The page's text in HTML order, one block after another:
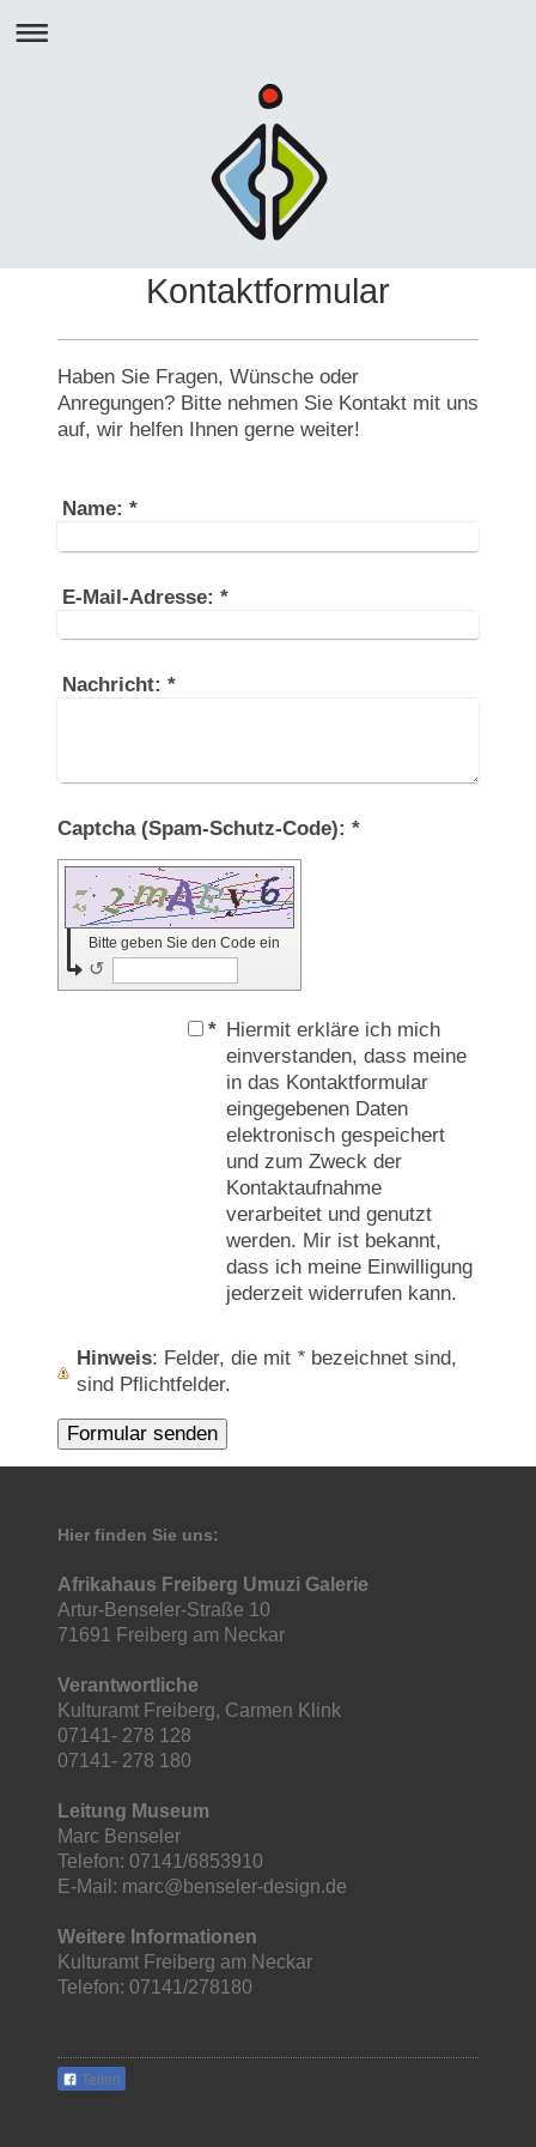
Kontaktformular
Haben Sie Fragen, Wünsche oder
Anregungen? Bitte nehmen Sie Kontakt mit uns
auf, wir helfen Ihnen gerne weiter!
Name: *
E-Mail-Adresse: *
Nachricht: *
Captcha (Spam-Schutz-Code): *
Bitte geben Sie den Code ein
↺
* Hiermit erkläre ich mich
einverstanden, dass meine
in das Kontaktformular
eingegebenen Daten
elektronisch gespeichert
und zum Zweck der
Kontaktaufnahme
verarbeitet und genutzt
werden. Mir ist bekannt,
dass ich meine Einwilligung
jederzeit widerrufen kann.
Hinweis : Felder, die mit * bezeichnet sind,
sind Pflichtfelder.
Hier finden Sie uns:
Afrikahaus Freiberg Umuzi Galerie
Artur-Benseler-Straße 10
71691 Freiberg am Neckar
Verantwortliche
Kulturamt Freiberg, Carmen Klink
07141- 278 128
07141- 278 180
Leitung Museum
Marc Benseler
Telefon: 07141/6853910
E-Mail: marc@benseler-design.de
Weitere Informationen
Kulturamt Freiberg am Neckar
Telefon: 07141/278180
Teilen